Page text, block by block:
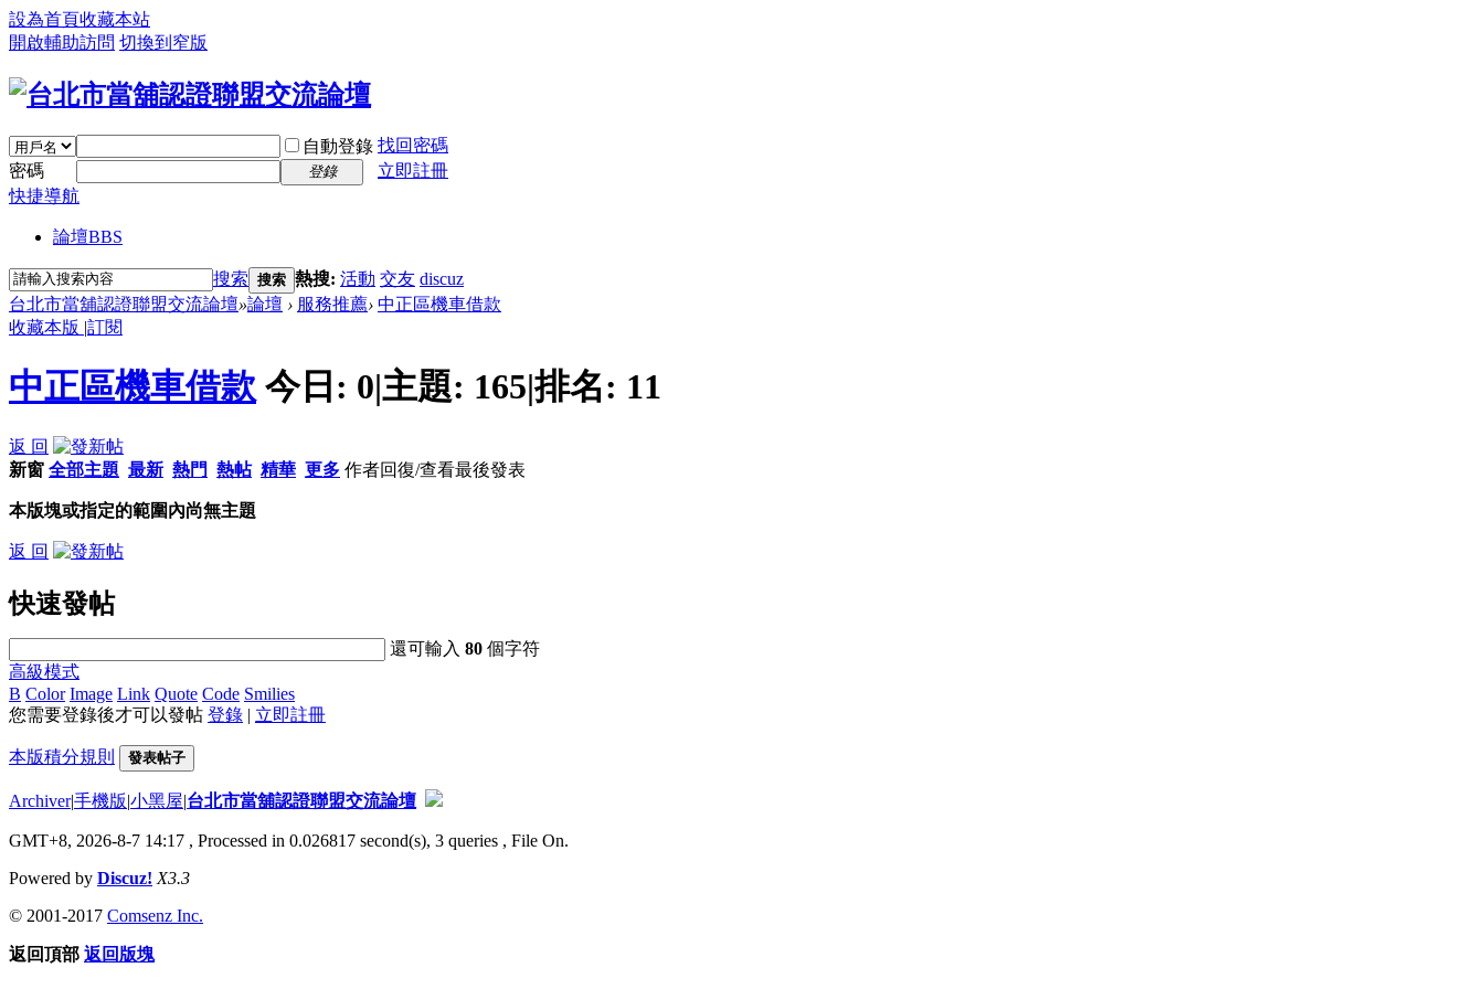
設為首頁收藏本站
開啟輔助訪問 切換到窄版
自動登錄 找回密碼
密碼
登錄
立即註冊
快捷導航
論壇BBS
搜索 搜索 熱搜: 活動 交友 discuz
台北市當舖認證聯盟交流論壇»論壇 › 服務推薦› 中正區機車借款
收藏本版 |訂閱
中正區機車借款 今日: 0|主題: 165|排名: 11
返 回
新窗 全部主題 最新 熱門 熱帖 精華 更多 作者回復/查看最後發表
本版塊或指定的範圍內尚無主題
返 回
快速發帖
還可輸入80 個字符
高級模式
B Color Image Link Quote Code Smilies
您需要登錄後才可以發帖 登錄 | 立即註冊
本版積分規則 發表帖子
Archiver|手機版|小黑屋|台北市當舖認證聯盟交流論壇
GMT+8, 2026-8-7 14:17 , Processed in 0.026817 second(s), 3 queries , File On.
Powered by Discuz! X3.3
© 2001-2017 Comsenz Inc.
返回頂部 返回版塊